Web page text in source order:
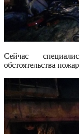
Сейчас
обстоятельства